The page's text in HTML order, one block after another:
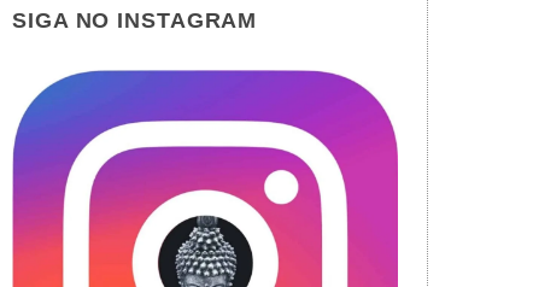
SIGA NO INSTAGRAM